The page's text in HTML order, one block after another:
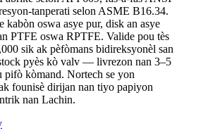
tanperati selon ASME B16.34.
kabòn oswa asye pur, disk an asye
PTFE oswa RPTFE. Valide pou tès
sik ak pèfòmans bidireksyonèl san
pyès kò valv — livrezon nan 3–5
pifò kòmand. Nortech se yon
founisè dirijan nan tiyo papiyon
nan Lachin.